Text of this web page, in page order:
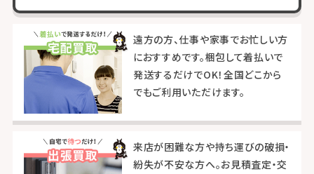
遠方の方、仕事や家事でお忙しい方
におすすめです。梱包して着払いで
発送するだけでOK！全国どこから
でもご利用いただけます。
来店が困難な方や持ち運びの破損・
紛失が不安な方へ。お見積査定・交